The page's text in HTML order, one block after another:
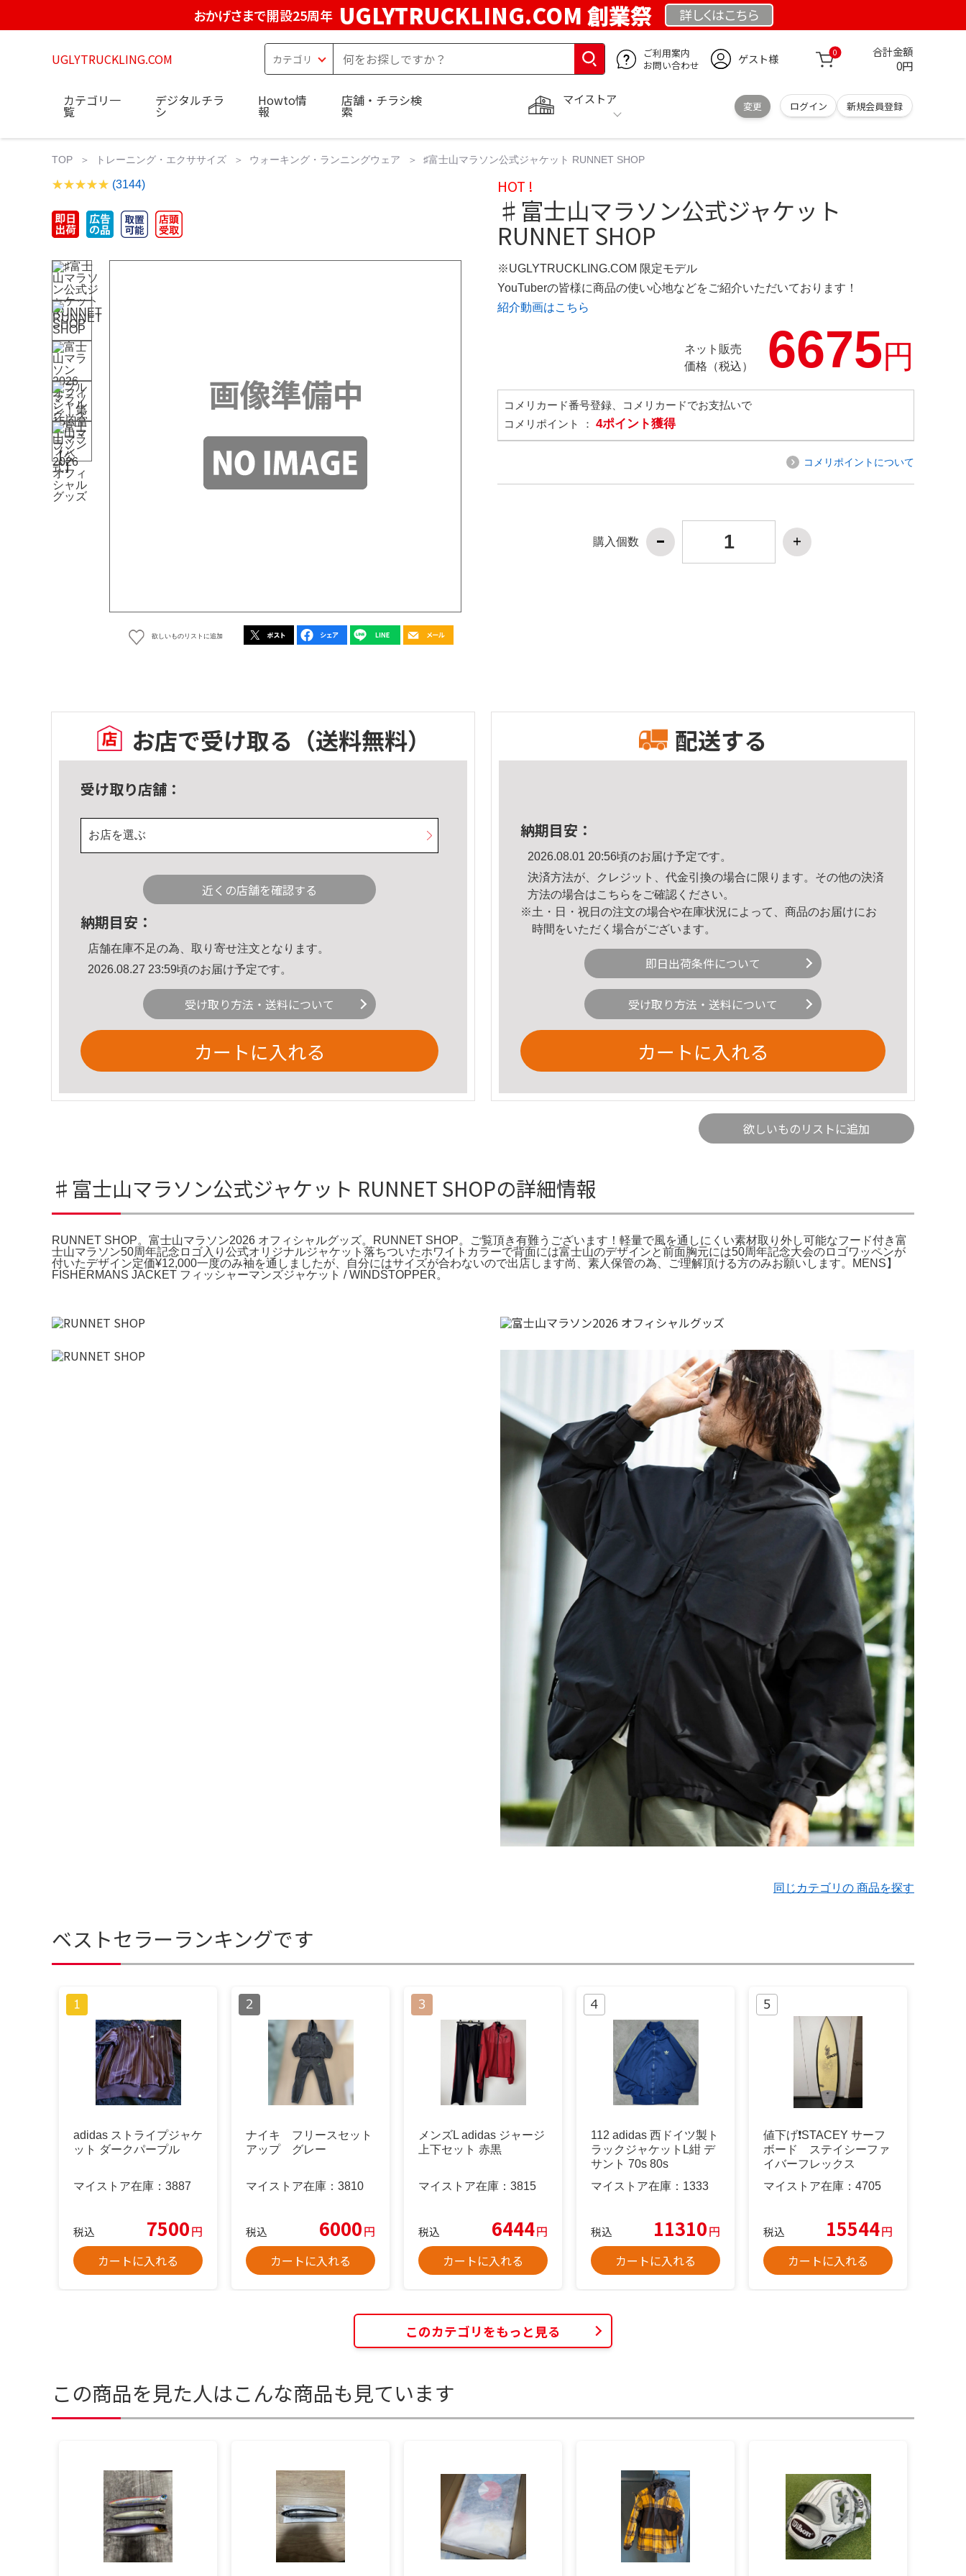
おかげさまで開設25周年 UGLYTRUCKLING.COM 創業祭 詳しくはこちら
UGLYTRUCKLING.COM
ご利用案内
お問い合わせ
ゲスト様 0 合計金額
0円
マイストア
変更 ログイン 新規会員登録
カテゴリ一
覧
デジタルチラ
シ
Howto情
報
店舗・チラシ検
索
TOP トレーニング・エクササイズ ウォーキング・ランニングウェア ♯富士山マラソン公式ジャケット RUNNET SHOP
(3144)
欲しいものリストに追加
HOT !
♯富士山マラソン公式ジャケット
RUNNET SHOP
※UGLYTRUCKLING.COM 限定モデル
YouTuberの皆様に商品の使い心地などをご紹介いただいております！
紹介動画はこちら
ネット販売
価格（税込）
6675円
コメリカード番号登録、コメリカードでお支払いで
コメリポイント ： 4ポイント獲得
コメリポイントについて
購入個数
お店で受け取る （送料無料）
受け取り店舗：
お店を選ぶ
近くの店舗を確認する
納期目安：
店舗在庫不足の為、取り寄せ注文となります。
2026.08.27 23:59頃のお届け予定です。
受け取り方法・送料について
カートに入れる
配送する
納期目安：
2026.08.01 20:56頃のお届け予定です。
決済方法が、クレジット、代金引換の場合に限ります。その他の決済
方法の場合はこちら をご確認ください。
※土・日・祝日の注文の場合や在庫状況によって、商品のお届けにお
時間をいただく場合がございます。
即日出荷条件について
受け取り方法・送料について
カートに入れる
欲しいものリストに追加
♯富士山マラソン公式ジャケット RUNNET SHOPの詳細情報
RUNNET SHOP。富士山マラソン2026 オフィシャルグッズ。RUNNET SHOP。ご覧頂き有難うございます！軽量で風を通しにくい素材取り外し可能なフード付き富
士山マラソン50周年記念ロゴ入り公式オリジナルジャケット落ちついたホワイトカラーで背面には富士山のデザインと前面胸元には50周年記念大会のロゴワッペンが
付いたデザイン定価¥12,000一度のみ袖を通しましたが、自分にはサイズが合わないので出店します尚、素人保管の為、ご理解頂ける方のみお願いします。MENS】
FISHERMANS JACKET フィッシャーマンズジャケット / WINDSTOPPER。
同じカテゴリの 商品を探す
ベストセラーランキングです
adidas ストライプジャケ
ット ダークパープル
マイストア在庫： 3887
税込 7500円
カートに入れる
ナイキ フリースセット
アップ グレー
マイストア在庫： 3810
税込 6000円
カートに入れる
メンズL adidas ジャージ
上下セット 赤黒
マイストア在庫： 3815
税込 6444円
カートに入れる
112 adidas 西ドイツ製ト
ラックジャケットL紺 デ
サント 70s 80s
マイストア在庫： 1333
税込 11310円
カートに入れる
値下げ❗️STACEY サーフ
ボード ステイシーファ
イバーフレックス
マイストア在庫： 4705
税込 15544円
カートに入れる
このカテゴリをもっと見る
この商品を見た人はこんな商品も見ています